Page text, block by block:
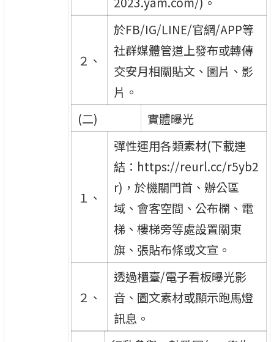
２、
於FB/IG/LINE/官網/APP等
社群媒體管道上發布或轉傳
交安月相關貼文、圖片、影
片。
(二)
實體曝光
１、
彈性運用各類素材(下載連
結：https://reurl.cc/r5yb2
r)，於機關門首、辦公區
域、會客空間、公布欄、電
梯、樓梯旁等處設置關東
旗、張貼布條或文宣。
２、
透過櫃臺/電子看板曝光影
音、圖文素材或顯示跑馬燈
訊息。